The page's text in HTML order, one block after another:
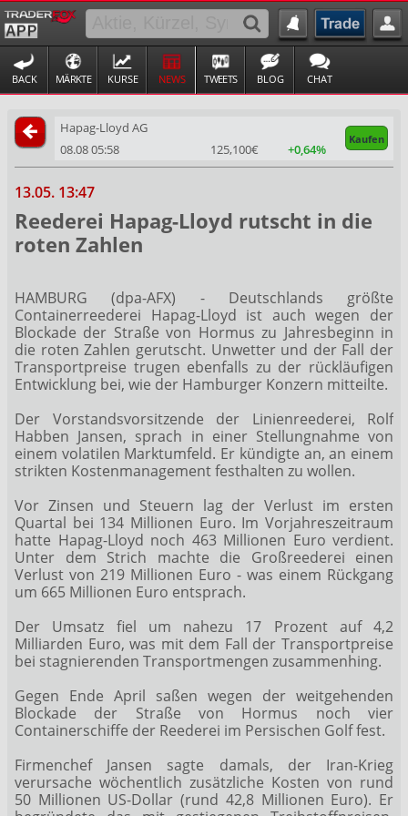
BACK MÄRKTE KURSE NEWS TWEETS BLOG CHAT
Hapag-Lloyd AG
Kaufen
08.08 05:58 125,100€ +0,64%
13.05. 13:47
Reederei Hapag-Lloyd rutscht in die
roten Zahlen
HAMBURG (dpa-AFX) - Deutschlands größte
Containerreederei Hapag-Lloyd ist auch wegen der
Blockade der Straße von Hormus zu Jahresbeginn in
die roten Zahlen gerutscht. Unwetter und der Fall der
Transportpreise trugen ebenfalls zu der rückläufigen
Entwicklung bei, wie der Hamburger Konzern mitteilte.
Der Vorstandsvorsitzende der Linienreederei, Rolf
Habben Jansen, sprach in einer Stellungnahme von
einem volatilen Marktumfeld. Er kündigte an, an einem
strikten Kostenmanagement festhalten zu wollen.
Vor Zinsen und Steuern lag der Verlust im ersten
Quartal bei 134 Millionen Euro. Im Vorjahreszeitraum
hatte Hapag-Lloyd noch 463 Millionen Euro verdient.
Unter dem Strich machte die Großreederei einen
Verlust von 219 Millionen Euro - was einem Rückgang
um 665 Millionen Euro entsprach.
Der Umsatz fiel um nahezu 17 Prozent auf 4,2
Milliarden Euro, was mit dem Fall der Transportpreise
bei stagnierenden Transportmengen zusammenhing.
Gegen Ende April saßen wegen der weitgehenden
Blockade der Straße von Hormus noch vier
Containerschiffe der Reederei im Persischen Golf fest.
Firmenchef Jansen sagte damals, der Iran-Krieg
verursache wöchentlich zusätzliche Kosten von rund
50 Millionen US-Dollar (rund 42,8 Millionen Euro). Er